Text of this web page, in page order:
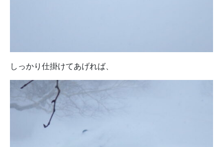
しっかり仕掛けてあげれば、